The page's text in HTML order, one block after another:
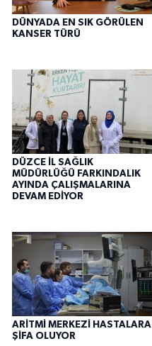
DÜNYADA EN SIK GÖRÜLEN
KANSER TÜRÜ
DÜZCE İL SAĞLIK
MÜDÜRLÜĞÜ FARKINDALIK
AYINDA ÇALIŞMALARINA
DEVAM EDİYOR
ARİTMİ MERKEZİ HASTALARA
ŞİFA OLUYOR